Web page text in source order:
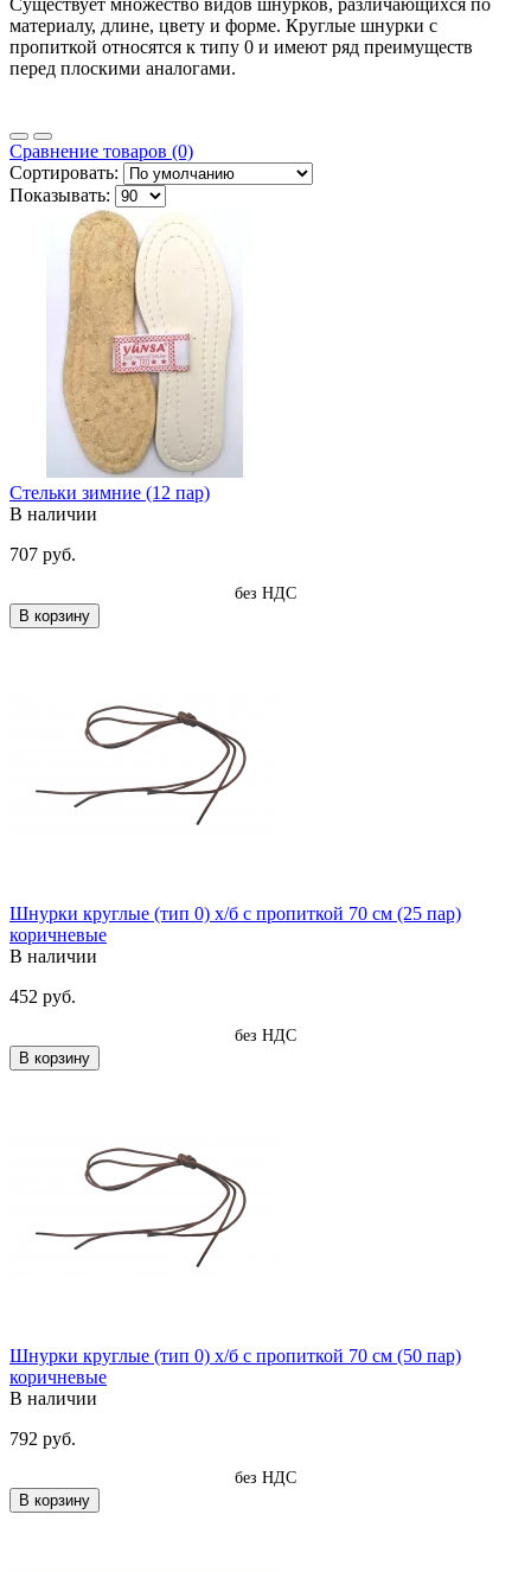
материалу, длине, цвету и форме. Круглые шнурки с
пропиткой относятся к типу 0 и имеют ряд преимуществ
перед плоскими аналогами.
Сравнение товаров (0)
Сортировать:
Показывать:
Стельки зимние (12 пар)
В наличии
707 руб.
без НДС
В корзину
Шнурки круглые (тип 0) х/б с пропиткой 70 см (25 пар)
коричневые
В наличии
452 руб.
без НДС
В корзину
Шнурки круглые (тип 0) х/б с пропиткой 70 см (50 пар)
коричневые
В наличии
792 руб.
без НДС
В корзину